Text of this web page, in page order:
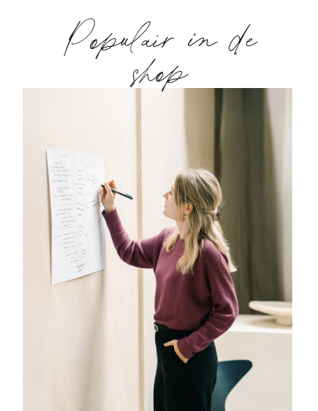
Populair in de
shop